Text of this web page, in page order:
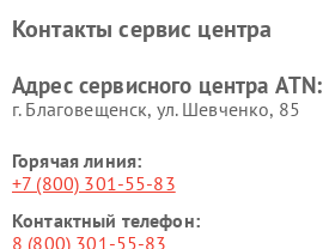
Контакты сервис центра
Адрес сервисного центра ATN:
г. Благовещенск, ул. Шевченко, 85
Горячая линия:
+7 (800) 301-55-83
Контактный телефон:
8 (800) 301-55-83